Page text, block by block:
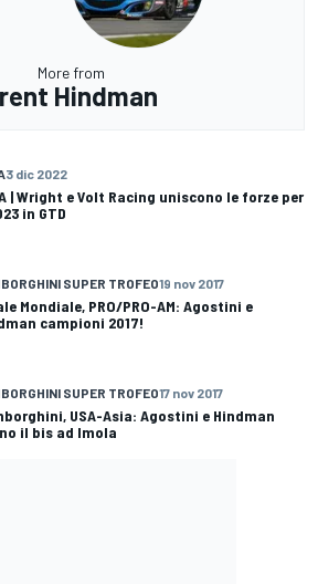
More from
Hindman
3 dic 2022
| Wright e Volt Racing uniscono le forze per
in GTD
SUPER TROFEO19 nov 2017
Mondiale, PRO/PRO-AM: Agostini e
campioni 2017!
SUPER TROFEO17 nov 2017
USA-Asia: Agostini e Hindman
il bis ad Imola